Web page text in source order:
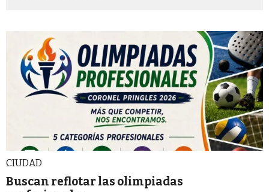
CIUDAD
Buscan reflotar las olimpiadas